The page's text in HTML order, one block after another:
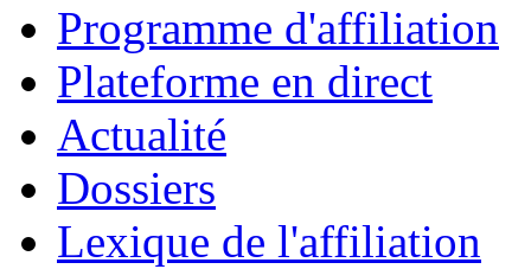
Programme d'affiliation
Plateforme en direct
Actualité
Dossiers
Lexique de l'affiliation